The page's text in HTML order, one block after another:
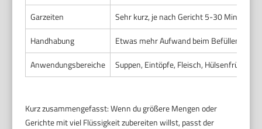
Garzeiten
Sehr kurz, je nach Gericht 5-30 Minuten
Handhabung
Etwas mehr Aufwand beim Befüllen &
Anwendungsbereiche
Suppen, Eintöpfe, Fleisch, Hülsenfrüchte
Kurz zusammengefasst: Wenn du größere Mengen oder
Gerichte mit viel Flüssigkeit zubereiten willst, passt der